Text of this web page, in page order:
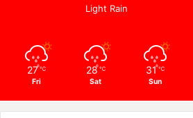
Light Rain
27 ℃
Fri
28 ℃
Sat
31 ℃
Sun